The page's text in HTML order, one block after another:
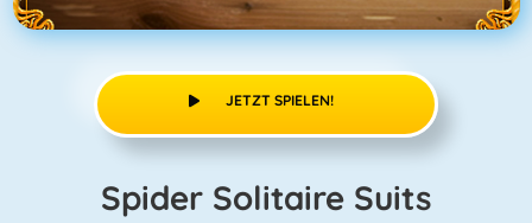
JETZT SPIELEN!
Spider Solitaire Suits